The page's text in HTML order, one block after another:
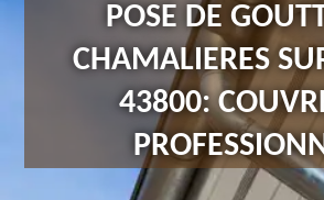
POSE DE
CHAMALIERES
43800: